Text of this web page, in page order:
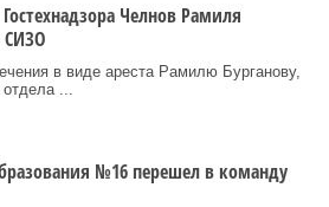
Челнов Рамиля
СИЗО
в виде ареста Рамилю Бурганову,
...
№16 перешел в команду